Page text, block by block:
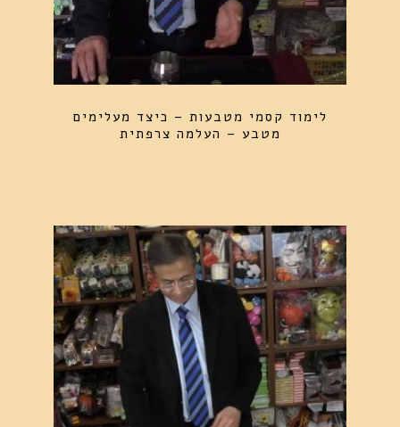
לימוד קסמי מטבעות – כיצד מעלימים
מטבע – העלמה צרפתית